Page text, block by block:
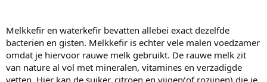
Melkkefir en waterkefir bevatten allebei exact dezelfde
bacterien en gisten. Melkkefir is echter vele malen voedzamer
omdat je hiervoor rauwe melk gebruikt. De rauwe melk zit
van nature al vol met mineralen, vitamines en verzadigde